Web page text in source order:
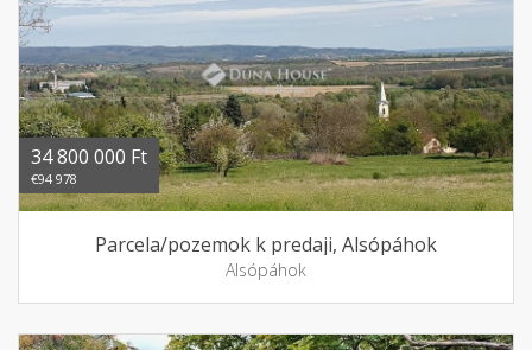
34 800 000 Ft
€94 978
Parcela/pozemok k predaji, Alsópáhok
Alsópáhok